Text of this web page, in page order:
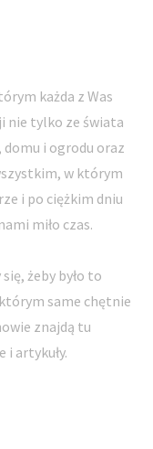
każda z Was
nie tylko ze świata
domu i ogrodu oraz
w którym
i po ciężkim dniu
miło czas.
żeby było to
same chętnie
znajdą tu
i artykuły.